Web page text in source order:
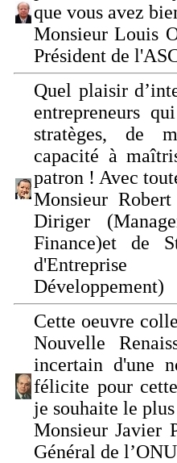
que vous avez
Monsieur Louis
Président de
Quel plaisir
entrepreneurs
stratèges, de
capacité à
patron ! Avec
Monsieur
Diriger
Finance)et de
Développement)
Cette oeuvre
Nouvelle
incertain d'une
félicite pour
je souhaite le
Monsieur Javier
Général de